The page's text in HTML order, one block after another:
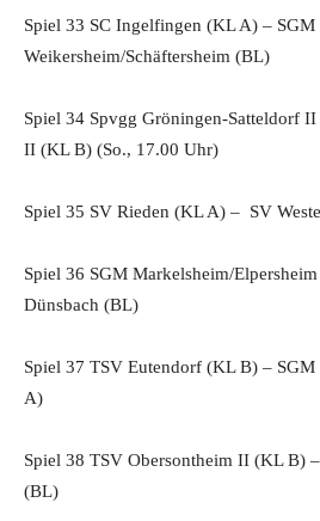
Spiel 33 SC Ingelfingen (KL A) – SGM
Weikersheim/Schäftersheim (BL)
Spiel 34 Spvgg Gröningen-Satteldorf
II (KL B) (So., 17.00 Uhr)
Spiel 35 SV Rieden (KL A) – SV
Spiel 36 SGM Markelsheim/
Dünsbach (BL)
Spiel 37 TSV Eutendorf (KL B) –
A)
Spiel 38 TSV Obersontheim II (KL B)
(BL)